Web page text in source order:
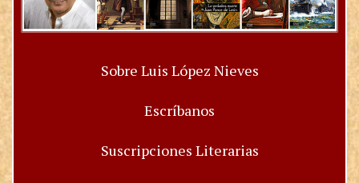
Sobre Luis López Nieves
Escríbanos
Suscripciones Literarias